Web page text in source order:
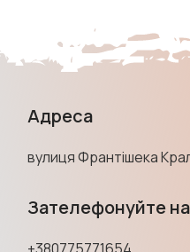
Адреса
вулиця Франтішека
Зателефонуйте
+380775771654